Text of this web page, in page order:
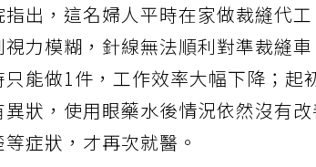
出，這名婦人平時在家做裁縫代
力模糊，針線無法順利對準裁縫
能做1件，工作效率大幅下降；起
狀，使用眼藥水後情況依然沒有
症狀，才再次就醫。